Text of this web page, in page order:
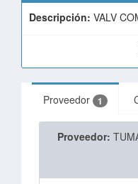
Descripción: VALV
Proveedor 1
Proveedor: